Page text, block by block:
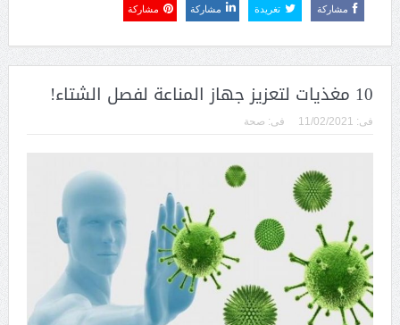
مشاركة تغريدة مشاركة مشاركة
10 مغذيات لتعزيز جهاز المناعة لفصل الشتاء!
فى: 11/02/2021 فى: صحة